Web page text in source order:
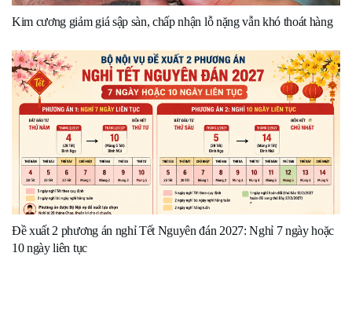
Kim cương giảm giá sập sàn, chấp nhận lỗ nặng vẫn khó thoát hàng
Đề xuất 2 phương án nghỉ Tết Nguyên đán 2027: Nghỉ 7 ngày hoặc
10 ngày liên tục